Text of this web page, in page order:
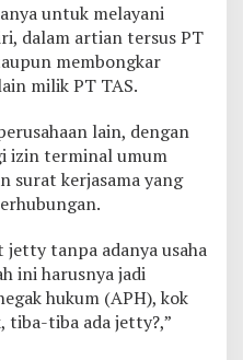
untuk melayani
dalam artian tersus PT
membongkar
milik PT TAS.
lain, dengan
izin terminal umum
surat kerjasama yang
jetty tanpa adanya usaha
ini harusnya jadi
hukum (APH), kok
tiba-tiba ada jetty?,”